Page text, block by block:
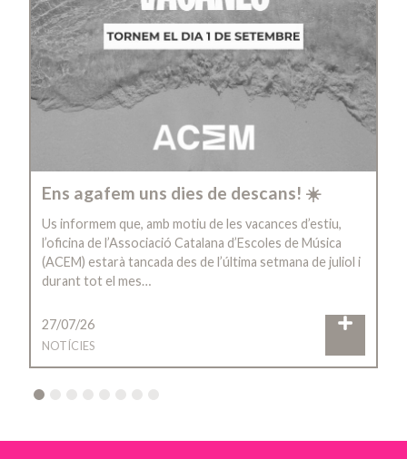
Ens agafem uns dies de descans! ☀️
Us informem que, amb motiu de les vacances d’estiu,
l’oficina de l’Associació Catalana d’Escoles de Música
(ACEM) estarà tancada des de l’última setmana de juliol i
durant tot el mes…
27/07/26
NOTÍCIES
4 5 6 7 8